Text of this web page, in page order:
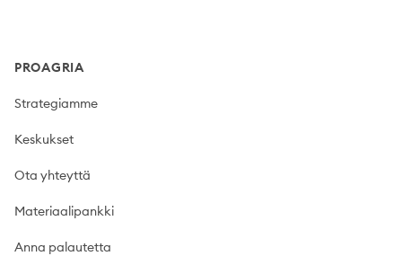
PROAGRIA
Strategiamme
Keskukset
Ota yhteyttä
Materiaalipankki
Anna palautetta